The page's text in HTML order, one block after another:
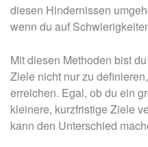
diesen Hindernissen
wenn du auf
Mit diesen Methoden bist
Ziele nicht nur zu
erreichen. Egal, ob du ein
kleinere, kurzfristige Ziele
kann den Unterschied